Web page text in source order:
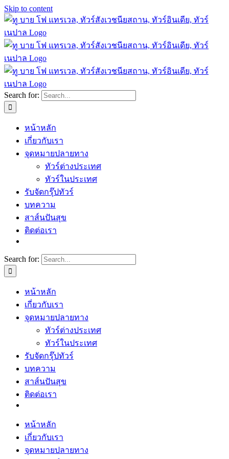
Skip to content
Search for:
หน้าหลัก
เกี่ยวกับเรา
จุดหมายปลายทาง
ทัวร์ต่างประเทศ
ทัวร์ในประเทศ
รับจัดกรุ๊ปทัวร์
บทความ
สาส์นปันสุข
ติดต่อเรา
Search for:
หน้าหลัก
เกี่ยวกับเรา
จุดหมายปลายทาง
ทัวร์ต่างประเทศ
ทัวร์ในประเทศ
รับจัดกรุ๊ปทัวร์
บทความ
สาส์นปันสุข
ติดต่อเรา
หน้าหลัก
เกี่ยวกับเรา
จุดหมายปลายทาง